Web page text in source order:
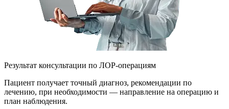
Результат консультации по ЛОР-операциям
Пациент получает точный диагноз, рекомендации по
лечению, при необходимости — направление на операцию и
план наблюдения.